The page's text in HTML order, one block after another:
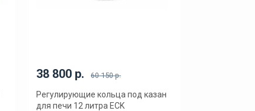
38 800 р. 60 150 р.
Регулирующие кольца под казан
для печи 12 литра ECK